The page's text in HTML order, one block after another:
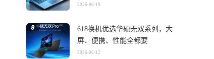
2026-06-19
618换机优选华硕无双系列，大
屏、便携、性能全都要
2026-06-12